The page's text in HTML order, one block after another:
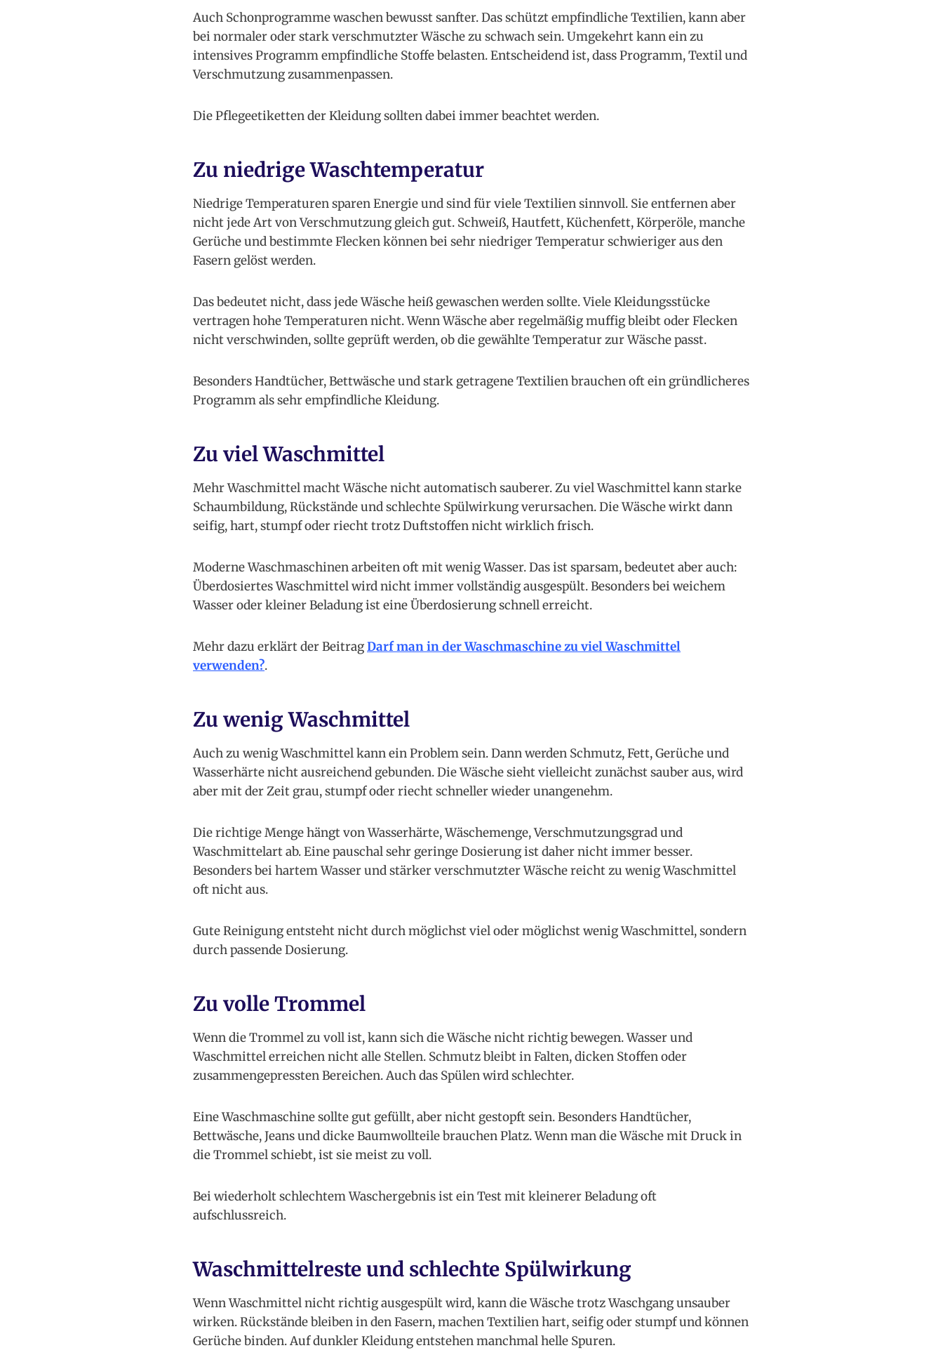
Auch Schonprogramme waschen bewusst sanfter. Das schützt empfindliche Textilien, kann aber
bei normaler oder stark verschmutzter Wäsche zu schwach sein. Umgekehrt kann ein zu
intensives Programm empfindliche Stoffe belasten. Entscheidend ist, dass Programm, Textil und
Verschmutzung zusammenpassen.
Die Pflegeetiketten der Kleidung sollten dabei immer beachtet werden.
Zu niedrige Waschtemperatur
Niedrige Temperaturen sparen Energie und sind für viele Textilien sinnvoll. Sie entfernen aber
nicht jede Art von Verschmutzung gleich gut. Schweiß, Hautfett, Küchenfett, Körperöle, manche
Gerüche und bestimmte Flecken können bei sehr niedriger Temperatur schwieriger aus den
Fasern gelöst werden.
Das bedeutet nicht, dass jede Wäsche heiß gewaschen werden sollte. Viele Kleidungsstücke
vertragen hohe Temperaturen nicht. Wenn Wäsche aber regelmäßig muffig bleibt oder Flecken
nicht verschwinden, sollte geprüft werden, ob die gewählte Temperatur zur Wäsche passt.
Besonders Handtücher, Bettwäsche und stark getragene Textilien brauchen oft ein gründlicheres
Programm als sehr empfindliche Kleidung.
Zu viel Waschmittel
Mehr Waschmittel macht Wäsche nicht automatisch sauberer. Zu viel Waschmittel kann starke
Schaumbildung, Rückstände und schlechte Spülwirkung verursachen. Die Wäsche wirkt dann
seifig, hart, stumpf oder riecht trotz Duftstoffen nicht wirklich frisch.
Moderne Waschmaschinen arbeiten oft mit wenig Wasser. Das ist sparsam, bedeutet aber auch:
Überdosiertes Waschmittel wird nicht immer vollständig ausgespült. Besonders bei weichem
Wasser oder kleiner Beladung ist eine Überdosierung schnell erreicht.
Mehr dazu erklärt der BeitragDarf man in der Waschmaschine zu viel Waschmittel
verwenden?.
Zu wenig Waschmittel
Auch zu wenig Waschmittel kann ein Problem sein. Dann werden Schmutz, Fett, Gerüche und
Wasserhärte nicht ausreichend gebunden. Die Wäsche sieht vielleicht zunächst sauber aus, wird
aber mit der Zeit grau, stumpf oder riecht schneller wieder unangenehm.
Die richtige Menge hängt von Wasserhärte, Wäschemenge, Verschmutzungsgrad und
Waschmittelart ab. Eine pauschal sehr geringe Dosierung ist daher nicht immer besser.
Besonders bei hartem Wasser und stärker verschmutzter Wäsche reicht zu wenig Waschmittel
oft nicht aus.
Gute Reinigung entsteht nicht durch möglichst viel oder möglichst wenig Waschmittel, sondern
durch passende Dosierung.
Zu volle Trommel
Wenn die Trommel zu voll ist, kann sich die Wäsche nicht richtig bewegen. Wasser und
Waschmittel erreichen nicht alle Stellen. Schmutz bleibt in Falten, dicken Stoffen oder
zusammengepressten Bereichen. Auch das Spülen wird schlechter.
Eine Waschmaschine sollte gut gefüllt, aber nicht gestopft sein. Besonders Handtücher,
Bettwäsche, Jeans und dicke Baumwollteile brauchen Platz. Wenn man die Wäsche mit Druck in
die Trommel schiebt, ist sie meist zu voll.
Bei wiederholt schlechtem Waschergebnis ist ein Test mit kleinerer Beladung oft
aufschlussreich.
Waschmittelreste und schlechte Spülwirkung
Wenn Waschmittel nicht richtig ausgespült wird, kann die Wäsche trotz Waschgang unsauber
wirken. Rückstände bleiben in den Fasern, machen Textilien hart, seifig oder stumpf und können
Gerüche binden. Auf dunkler Kleidung entstehen manchmal helle Spuren.